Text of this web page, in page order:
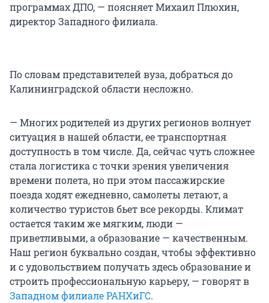
программах ДПО, — поясняет Михаил Плюхин,
директор Западного филиала.
По словам представителей вуза, добраться до
Калининградской области несложно.
— Многих родителей из других регионов волнует
ситуация в нашей области, ее транспортная
доступность в том числе. Да, сейчас чуть сложнее
стала логистика с точки зрения увеличения
времени полета, но при этом пассажирские
поезда ходят ежедневно, самолеты летают, а
количество туристов бьет все рекорды. Климат
остается таким же мягким, люди —
приветливыми, а образование — качественным.
Наш регион буквально создан, чтобы эффективно
и с удовольствием получать здесь образование и
строить профессиональную карьеру, — говорят в
Западном филиале РАНХиГС.